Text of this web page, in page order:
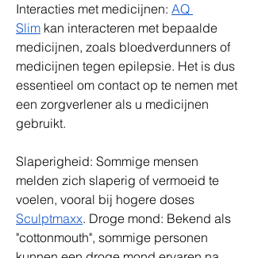
Interacties met medicijnen: AQ
Slim kan interacteren met bepaalde
medicijnen, zoals bloedverdunners of
medicijnen tegen epilepsie. Het is dus
essentieel om contact op te nemen met
een zorgverlener als u medicijnen
gebruikt.
Slaperigheid: Sommige mensen
melden zich slaperig of vermoeid te
Sculptmaxx. Droge mond: Bekend als
"cottonmouth", sommige personen